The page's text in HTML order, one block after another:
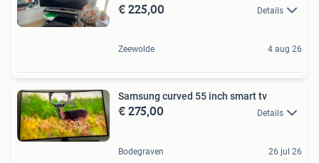
€ 225,00 Details
Zeewolde 4 aug 26
Samsung curved 55 inch smart tv
€ 275,00 Details
Bodegraven 26 jul 26